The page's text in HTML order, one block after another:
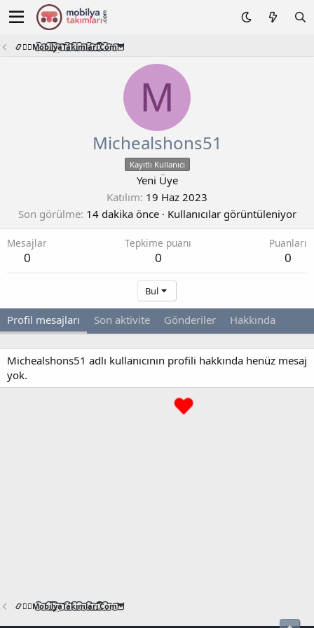
📿🧙‍♂️M͜͡o͜͡b͜͡i͜͡l͜͡y͜͡a͜͡T͜͡a͜͡k͜͡i͜͡m͜͡l͜͡a͜͡r͜͡i͜͡.͜͡C͜͡o͜͡m͜͡🦉
M
Michealshons51
Kayıtlı Kullanıcı
Yeni Üye
Katılım 19 Haz 2023
Son görülme 14 dakika önce · Kullanıcılar görüntüleniyor
Mesajlar
0
Tepkime puanı
0
Puanları
0
Bul
Profil mesajları Son aktivite Gönderiler Hakkında
Michealshons51 adlı kullanıcının profili hakkında henüz mesaj
yok.
📿🧙‍♂️M͜͡o͜͡b͜͡i͜͡l͜͡y͜͡a͜͡T͜͡a͜͡k͜͡i͜͡m͜͡l͜͡a͜͡r͜͡i͜͡.͜͡C͜͡o͜͡m͜͡🦉